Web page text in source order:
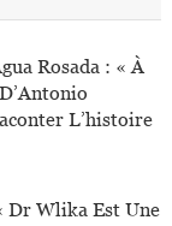
Rosada : « À
L’histoire
Dr Wlika Est Une